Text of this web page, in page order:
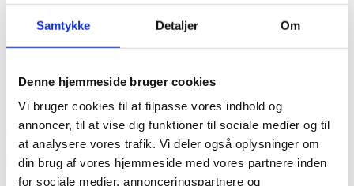
Samtykke Detaljer Om
Denne hjemmeside bruger cookies
Vi bruger cookies til at tilpasse vores indhold og
annoncer, til at vise dig funktioner til sociale medier og til
at analysere vores trafik. Vi deler også oplysninger om
din brug af vores hjemmeside med vores partnere inden
for sociale medier, annonceringspartnere og
Strikkefasthed/Gauge:
26 -masker lig med 10 cm i bredden.
Vask: Håndvask med lunken vand og uldvaskemiddel.
Anmeldelser
Der er endnu ikke nogle anmeldelser.